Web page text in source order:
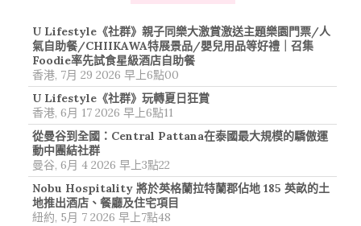
U Lifestyle《社群》親子同樂大激賞激送主題樂園門票/人
氣自助餐/CHIIKAWA特展景品/嬰兒用品等好禮｜召集
Foodie率先試食星級酒店自助餐
香港, 7月 29 2026 早上6點00
U Lifestyle《社群》玩轉夏日狂賞
香港, 6月 17 2026 早上6點11
從曼谷到全國：Central Pattana在泰國最大規模的驕傲運
動中團結社群
曼谷, 6月 4 2026 早上3點22
Nobu Hospitality 將於英格蘭拉特蘭郡佔地 185 英畝的土
地推出酒店、餐廳及住宅項目
紐約, 5月 7 2026 早上7點48